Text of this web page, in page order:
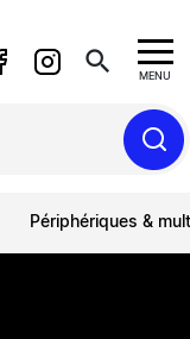
search MENU
Périphériques &